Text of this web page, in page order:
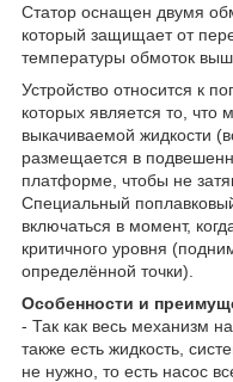
Статор оснащен двумя
который защищает от
температуры обмоток
Устройство относится к
которых является то, что
выкачиваемой жидкости
размещается в
платформе, чтобы не
Специальный
включаться в момент,
критичного уровня
определённой точки).
Особенности и
- Так как весь механизм
также есть жидкость,
не нужно, то есть насос